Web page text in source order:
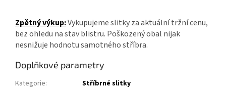
Zpětný výkup:Vykupujeme slitky za aktuální tržní cenu,
bez ohledu na stav blistru. Poškozený obal nijak
nesnižuje hodnotu samotného stříbra.
Doplňkové parametry
Kategorie:
Stříbrné slitky